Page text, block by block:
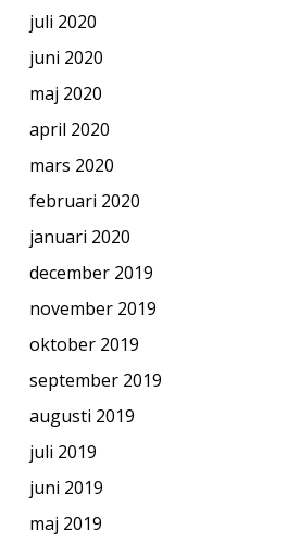
juli 2020
juni 2020
maj 2020
april 2020
mars 2020
februari 2020
januari 2020
december 2019
november 2019
oktober 2019
september 2019
augusti 2019
juli 2019
juni 2019
maj 2019